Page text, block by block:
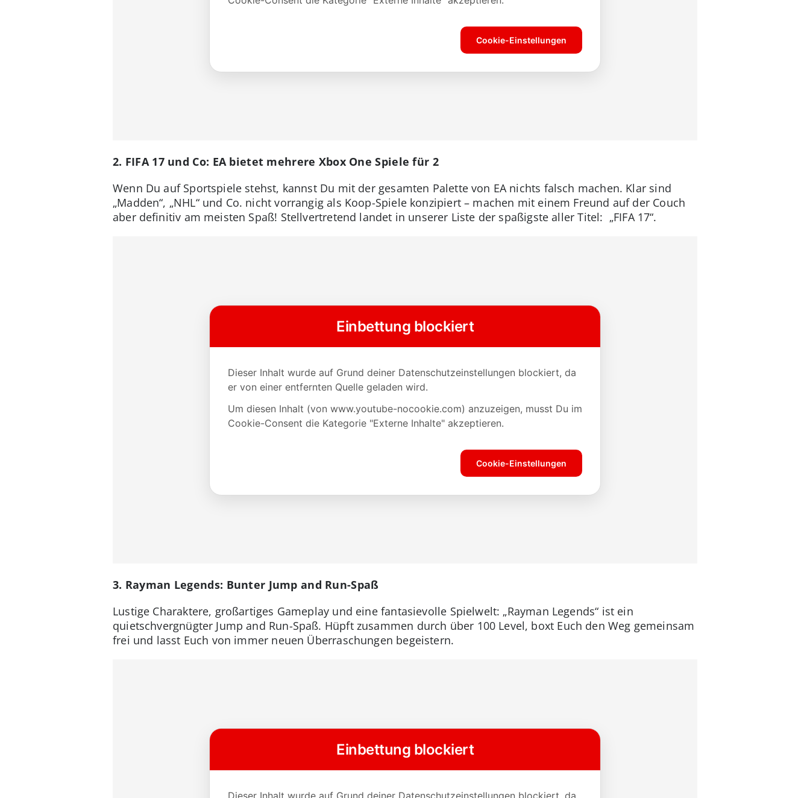
2. FIFA 17 und Co: EA bietet mehrere Xbox One Spiele für 2
Wenn Du auf Sportspiele stehst, kannst Du mit der gesamten Palette von EA nichts falsch machen. Klar sind
„Madden“, „NHL“ und Co. nicht vorrangig als Koop-Spiele konzipiert – machen mit einem Freund auf der Couch
aber definitiv am meisten Spaß! Stellvertretend landet in unserer Liste der spaßigste aller Titel: „FIFA 17“.
3. Rayman Legends: Bunter Jump and Run-Spaß
Lustige Charaktere, großartiges Gameplay und eine fantasievolle Spielwelt: „Rayman Legends“ ist ein
quietschvergnügter Jump and Run-Spaß. Hüpft zusammen durch über 100 Level, boxt Euch den Weg gemeinsam
frei und lasst Euch von immer neuen Überraschungen begeistern.